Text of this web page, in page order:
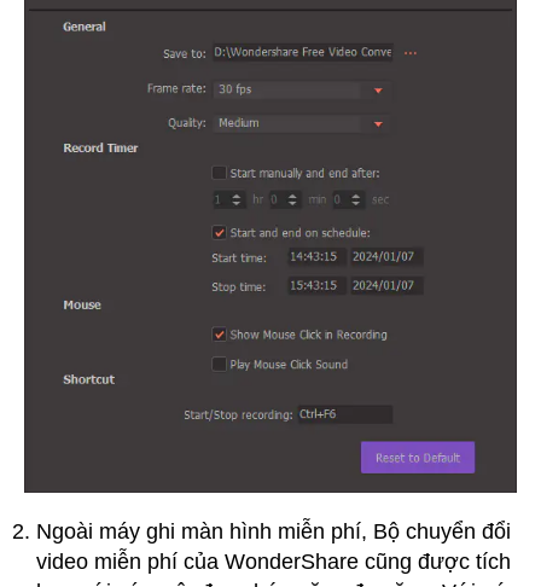
Ngoài máy ghi màn hình miễn phí, Bộ chuyển đổi
video miễn phí của WonderShare cũng được tích